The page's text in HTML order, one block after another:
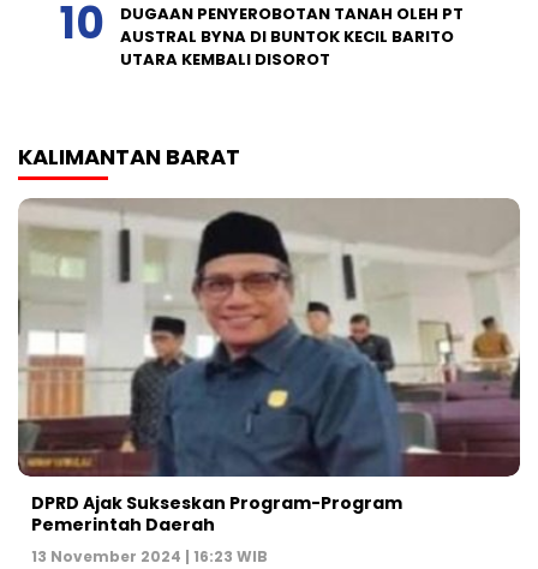
DUGAAN PENYEROBOTAN TANAH OLEH PT
AUSTRAL BYNA DI BUNTOK KECIL BARITO
UTARA KEMBALI DISOROT
KALIMANTAN BARAT
DPRD Ajak Sukseskan Program-Program
Pemerintah Daerah
13 November 2024 | 16:23 WIB